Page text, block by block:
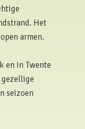
Het
armen.
en in Twente
gezellige
seizoen